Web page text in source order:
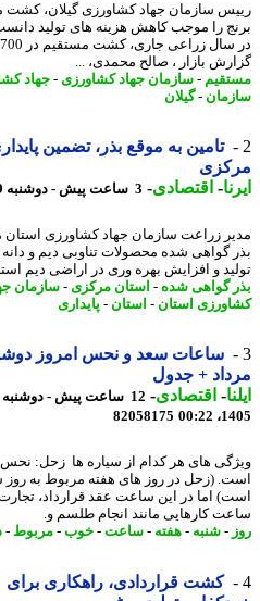
سازمان جهاد کشاورزی گیلان، کشت
را موجب کاهش هزینه های تولید دانست
در سال
بازار ، صالح محمدی، ...
-سازمان جهاد کشاورزی- جهاد
-گیلان
تامین به موقع بذر، تضمین پایداری
-اقتصادی-3 ساعت پیش - دوشنبه 19 مرداد 1405، 09:10
زراعت سازمان جهاد کشاورزی استان
گواهی شده محصولات تناوبی دیم و دانه های
و افزایش بهره وری در اراضی دیم استان
گواهی شده-استان مرکزی - سازمان جهاد
استان-استان-پایداری
+ جدول
-اقتصادی-
12
82058175
های هر کدام از سیاره ها زحل: نحس اکبر
(زحل در روز های هفته مربوط به روز شنبه
اما در این ساعت عقد قرارداد، تجارت،
کارهایی مانند انجام طلسم و.
- شنبه-هفته-ساعت-خوب-مربوط -
کشت قراردادی، راهکاری برای